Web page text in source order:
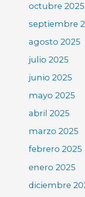
octubre 2025
septiembre
agosto 2025
julio 2025
junio 2025
mayo 2025
abril 2025
marzo 2025
febrero 2025
enero 2025
diciembre